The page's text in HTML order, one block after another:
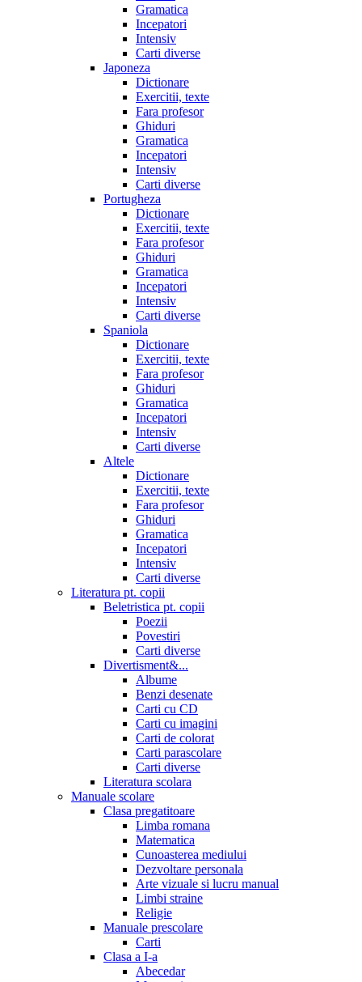
Gramatica
Incepatori
Intensiv
Carti diverse
Japoneza
Dictionare
Exercitii, texte
Fara profesor
Ghiduri
Gramatica
Incepatori
Intensiv
Carti diverse
Portugheza
Dictionare
Exercitii, texte
Fara profesor
Ghiduri
Gramatica
Incepatori
Intensiv
Carti diverse
Spaniola
Dictionare
Exercitii, texte
Fara profesor
Ghiduri
Gramatica
Incepatori
Intensiv
Carti diverse
Altele
Dictionare
Exercitii, texte
Fara profesor
Ghiduri
Gramatica
Incepatori
Intensiv
Carti diverse
Literatura pt. copii
Beletristica pt. copii
Poezii
Povestiri
Carti diverse
Divertisment&...
Albume
Benzi desenate
Carti cu CD
Carti cu imagini
Carti de colorat
Carti parascolare
Carti diverse
Literatura scolara
Manuale scolare
Clasa pregatitoare
Limba romana
Matematica
Cunoasterea mediului
Dezvoltare personala
Arte vizuale si lucru manual
Limbi straine
Religie
Manuale prescolare
Carti
Clasa a I-a
Abecedar